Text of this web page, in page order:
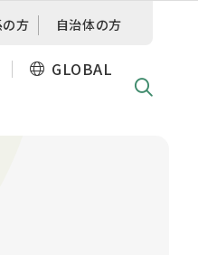
GLOBAL
方 自治体の方